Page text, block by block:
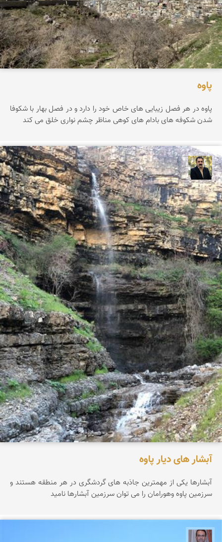
پاوه
پاوه در هر فصل زیبایی های خاص خود را دارد و در فصل بهار با شکوفا
شدن شکوفه های بادام های کوهی مناظر چشم نواری خلق می کند
عدنان مرادی
آبشار های دیار پاوه
آبشارها یکی از مهمترین جاذبه های گردشگری در هر منطقه هستند و
سرزمین پاوه وهورامان را می توان سرزمین آبشارها نامید